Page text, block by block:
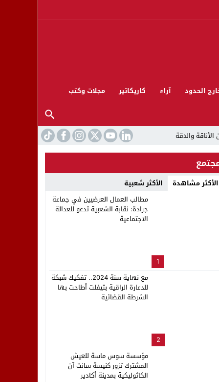
الحدود آراء كاريكاتير مجلات وكتب
13
بنزاهة النهائي
الأكثر مشاهدة الأكثر شعبية
1
مطالب العمال العرضيين في جماعة
جرادة: نقابة الشعبية تدعو للعدالة
الاجتماعية
2
مع نهاية سنة 2024.. تفكيك شبكة
للدعارة الراقية بتيفلت أطاحت بها
الشرطة القضائية
مؤسسة سوس ماسة للعيش
المشترك تزور كنيسة سانت آن
الكاثوليكية بمدينة أكادير